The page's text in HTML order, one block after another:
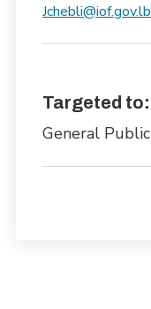
Jchebli@iof.gov.lb
Targeted to:
General Public